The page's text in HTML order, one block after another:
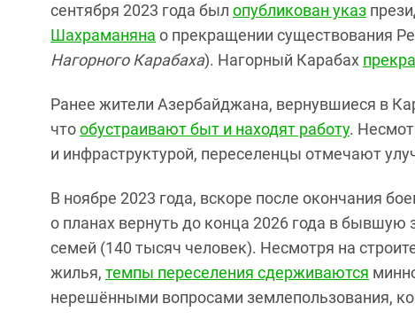
сентября 2023 года был опубликован указ
Шахраманяна о прекращении существования
Нагорного Карабаха). Нагорный Карабах
Ранее жители Азербайджана, вернувшиеся в
чтообустраивают быт и находят работу.
и инфраструктурой, переселенцы отмечают
В ноябре 2023 года, вскоре после окончания
о планах вернуть до конца 2026 года в бывшую
семей (140 тысяч человек). Несмотря на
жилья, темпы переселения сдерживаются
нерешёнными вопросами землепользования,